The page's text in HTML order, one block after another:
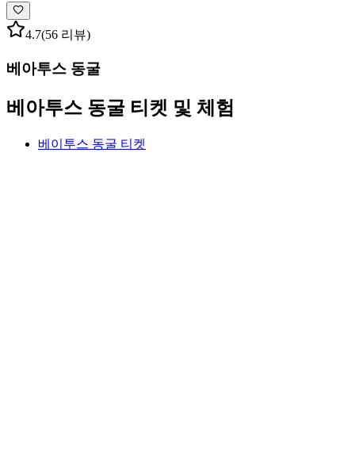
4.7(56 리뷰)
베아투스 동굴
베아투스 동굴 티켓 및 체험
베이투스 동굴 티켓